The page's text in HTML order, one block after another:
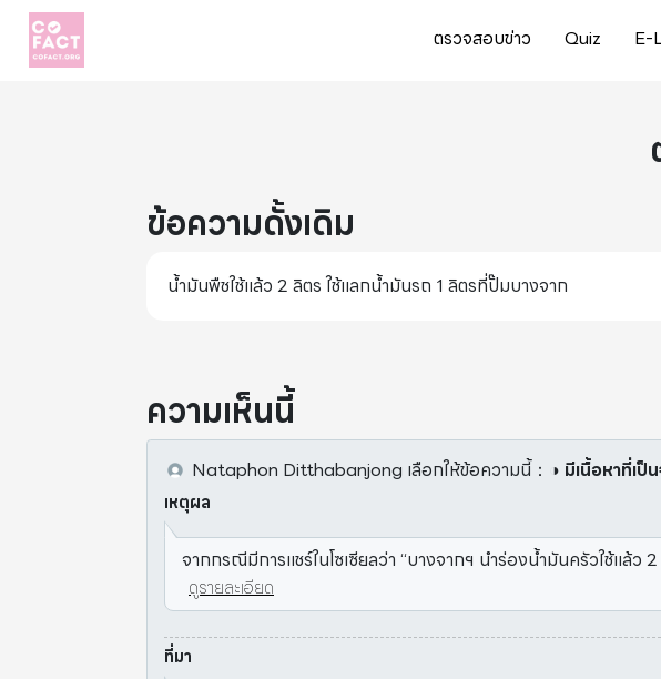
ตรวจสอบข่าว Quiz E-
ข้อความดั้งเดิม
น้ำมันพืชใช้แล้ว 2 ลิตร ใช้แลกน้ำมันรถ 1 ลิตรที่ปั๊มบางจาก
ความเห็นนี้
Nataphon Ditthabanjong เลือกให้ข้อความนี้： ◑ มีเนื้อหาที่เป็
เหตุผล
จากกรณีมีการแชร์ในโซเซียลว่า “บางจากฯ นำร่องน้ำมันครัวใช้แล้ว
ดูรายละเอียด
ที่มา